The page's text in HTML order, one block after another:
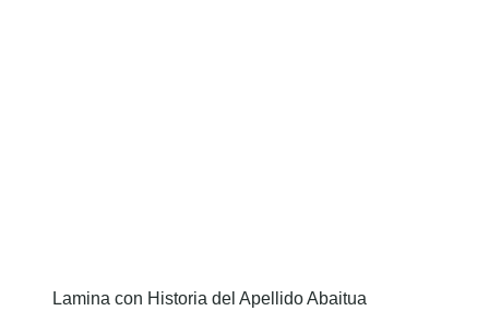
Lamina con Historia del Apellido Abaitua